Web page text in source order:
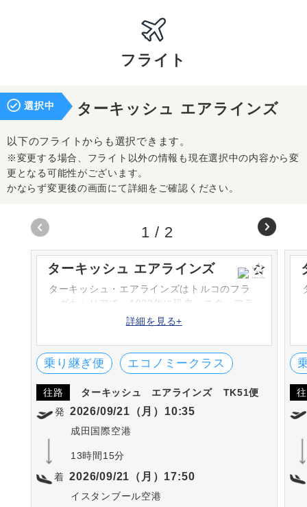
フライト
選択中 ターキッシュ エアラインズ
以下のフライトからも選択できます。
※変更する場合、フライト以外の情報も現在選択中の内容から変
更となる可能性がございます。
かならず変更後の画面にて詳細をご確認ください。
ターキッシュ エアラインズ
ターキッシュ・エアラインズはトルコのフラ
ッグキャリアで、1933年に設立。スターアラ
イアンスに加盟し、世界の各航空会社とのネ
たサービスで空の旅をおもてなしいたしま
す。
詳細を見る+
乗り継ぎ便 エコノミークラス
往路 ターキッシュ エアラインズ
TK51便
発 2026/09/21（月）10:35
成田国際空港
13時間15分
着 2026/09/21（月）17:50
イスタンブール空港
1 / 2